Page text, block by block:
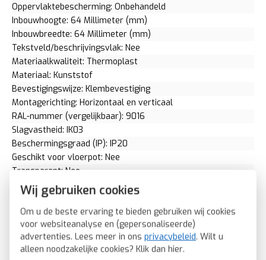
Wij gebruiken cookies
Om u de beste ervaring te bieden gebruiken wij cookies
voor websiteanalyse en (gepersonaliseerde)
advertenties. Lees meer in ons privacybeleid. Wilt u
alleen noodzakelijke cookies? Klik dan hier.
Oppervlaktebescherming: Onbehandeld
Inbouwhoogte: 64 Millimeter (mm)
Inbouwbreedte: 64 Millimeter (mm)
Tekstveld/beschrijvingsvlak: Nee
Materiaalkwaliteit: Thermoplast
Materiaal: Kunststof
Bevestigingswijze: Klembevestiging
Montagerichting: Horizontaal en verticaal
RAL-nummer (vergelijkbaar): 9016
Slagvastheid: IK03
Beschermingsgraad (IP): IP20
Geschikt voor vloerpot: Nee
Transparant: Nee
Uitvoering oppervlakte: Glanzend
Geschikt voor wandgoot: Ja
Geschikt voor inbouwinstallatie (stucwerk): Ja
Bondige uitvoering: Nee
Geschikt voor inbouwinstallatie (geen stucwerk): Nee
Inbouwmontage (stucwerk): Ja